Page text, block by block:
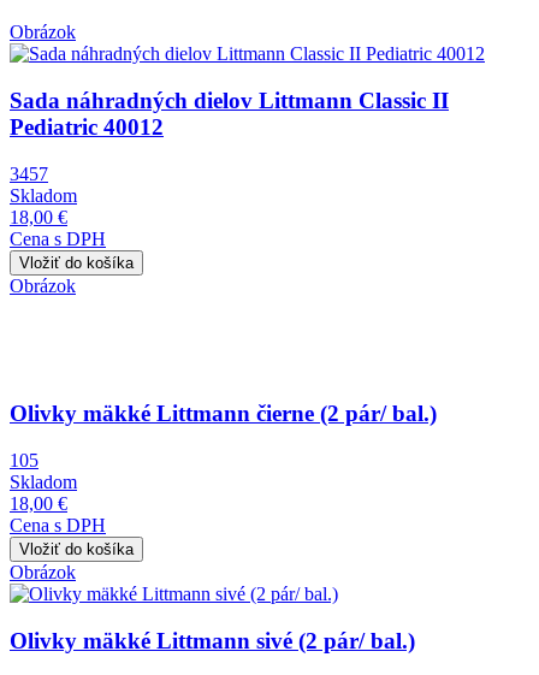
Obrázok
Sada náhradných dielov Littmann Classic II
Pediatric 40012
3457
Skladom
18,00 €
Cena s DPH
Obrázok
Olivky mäkké Littmann čierne (2 pár/ bal.)
105
Skladom
18,00 €
Cena s DPH
Obrázok
Olivky mäkké Littmann sivé (2 pár/ bal.)